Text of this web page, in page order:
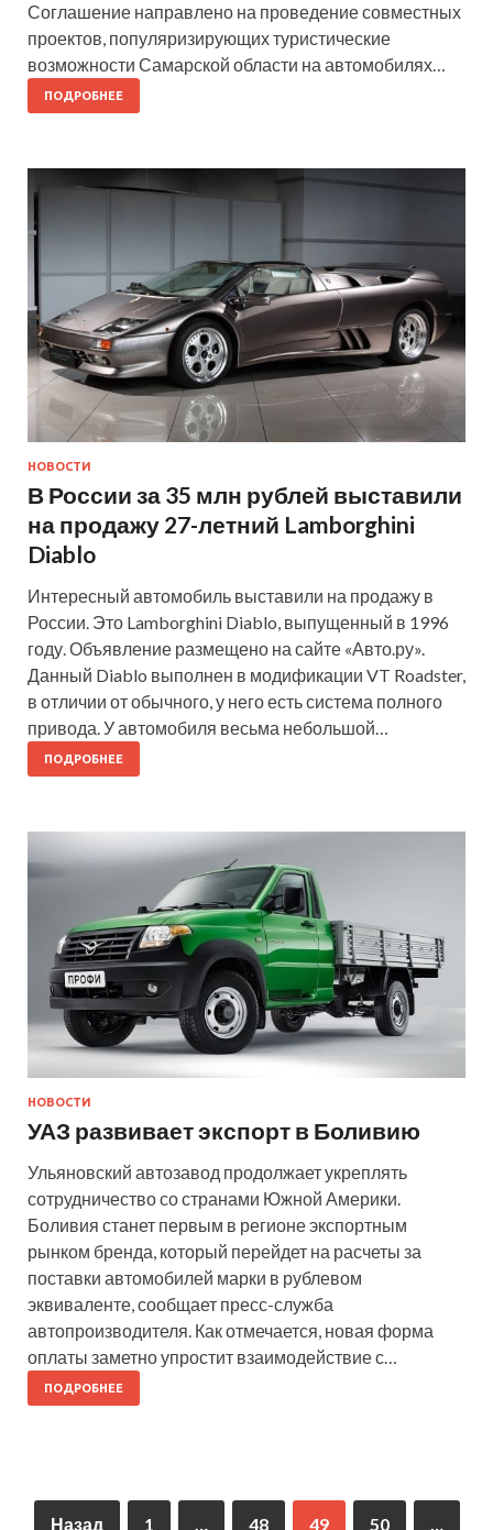
Соглашение направлено на проведение совместных
проектов, популяризирующих туристические
возможности Самарской области на автомобилях…
ПОДРОБНЕЕ
НОВОСТИ
В России за 35 млн рублей выставили
на продажу 27-летний Lamborghini
Diablo
Интересный автомобиль выставили на продажу в
России. Это Lamborghini Diablo, выпущенный в 1996
году. Объявление размещено на сайте «Авто.ру».
Данный Diablo выполнен в модификации VT Roadster,
в отличии от обычного, у него есть система полного
привода. У автомобиля весьма небольшой…
ПОДРОБНЕЕ
НОВОСТИ
УАЗ развивает экспорт в Боливию
Ульяновский автозавод продолжает укреплять
сотрудничество со странами Южной Америки.
Боливия станет первым в регионе экспортным
рынком бренда, который перейдет на расчеты за
поставки автомобилей марки в рублевом
эквиваленте, сообщает пресс-служба
автопроизводителя. Как отмечается, новая форма
оплаты заметно упростит взаимодействие с…
ПОДРОБНЕЕ
Назад 1 48 49 50